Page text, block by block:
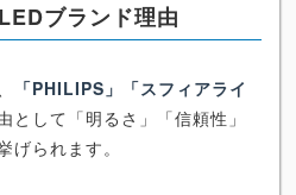
ブランド理由
「PHILIPS」「スフィアライ
として「明るさ」「信頼性」
げられます。